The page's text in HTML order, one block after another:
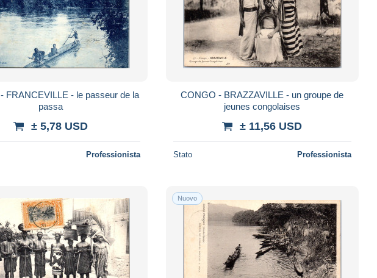
FRANCEVILLE - le passeur de la
passa
± 5,78 USD
Professionista
CONGO - BRAZZAVILLE - un groupe de
jeunes congolaises
± 11,56 USD
Stato Professionista
Nuovo